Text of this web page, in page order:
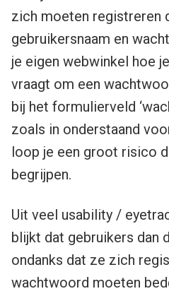
zich moeten registreren
gebruikersnaam en
je eigen webwinkel hoe
vraagt om een
bij het formulierveld
zoals in onderstaand
loop je een groot risico
begrijpen.
Uit veel usability /
blijkt dat gebruikers dan
ondanks dat ze zich
wachtwoord moeten